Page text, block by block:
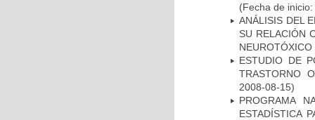
(Fecha de
ANÁLISIS DEL
SU RELACIÓN
NEUROTÓXICO
ESTUDIO DE
TRASTORNO
2008-08-15)
PROGRAMA
ESTADÍSTICA